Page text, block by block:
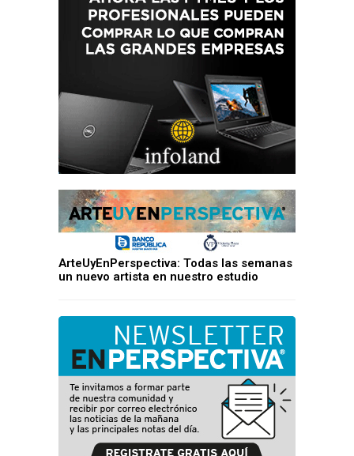
ArteUyEnPerspectiva: Todas las semanas
un nuevo artista en nuestro estudio